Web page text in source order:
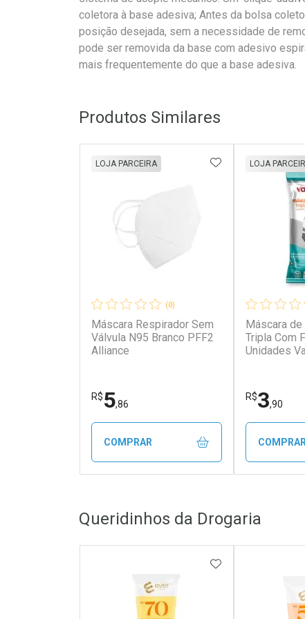
coletora à base adesiva; Antes da bolsa
posição desejada, sem a necessidade de
pode ser removida da base com adesivo
mais frequentemente do que a base adesiva.
Produtos Similares
(0)
Máscara Respirador Sem
Válvula N95 Branco PFF2
Alliance
LOJA PARCEIRA
R$5,86
ADICIONAR
COMPRAR
Laboratório
Por Menos
Máscara
Tripla Com
Unidades
LOJA
R$3,90
COMPRAR
Por
Queridinhos da Drogaria
ADICIONAR